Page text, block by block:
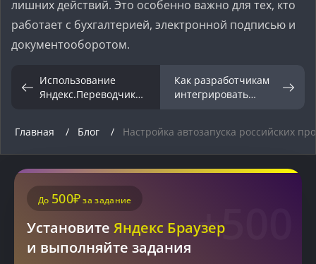
лишних действий. Это особенно важно для тех, кто
работает с бухгалтерией, электронной подписью и
документооборотом.
Использование
Яндекс.Переводчика
текстами
Как разработчикам
интегрировать
Главная Блог Настройка автозапуска российских
+500
До 500₽за задание
Установите Яндекс Браузер
и выполняйте задания